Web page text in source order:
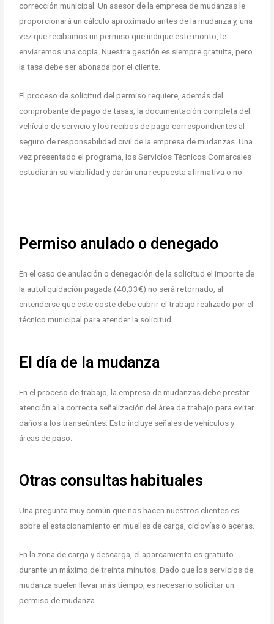
corrección municipal. Un asesor de la empresa de mudanzas le
proporcionará un cálculo aproximado antes de la mudanza y, una
vez que recibamos un permiso que indique este monto, le
enviaremos una copia. Nuestra gestión es siempre gratuita, pero
la tasa debe ser abonada por el cliente.
El proceso de solicitud del permiso requiere, además del
comprobante de pago de tasas, la documentación completa del
vehículo de servicio y los recibos de pago correspondientes al
seguro de responsabilidad civil de la empresa de mudanzas. Una
vez presentado el programa, los Servicios Técnicos Comarcales
estudiarán su viabilidad y darán una respuesta afirmativa o no.
Permiso anulado o denegado
En el caso de anulación o denegación de la solicitud el importe de
la autoliquidación pagada (40,33€) no será retornado, al
entenderse que este coste debe cubrir el trabajo realizado por el
técnico municipal para atender la solicitud.
El día de la mudanza
En el proceso de trabajo, la empresa de mudanzas debe prestar
atención a la correcta señalización del área de trabajo para evitar
daños a los transeúntes. Esto incluye señales de vehículos y
áreas de paso.
Otras consultas habituales
Una pregunta muy común que nos hacen nuestros clientes es
sobre el estacionamiento en muelles de carga, ciclovías o aceras.
En la zona de carga y descarga, el aparcamiento es gratuito
durante un máximo de treinta minutos. Dado que los servicios de
mudanza suelen llevar más tiempo, es necesario solicitar un
permiso de mudanza.